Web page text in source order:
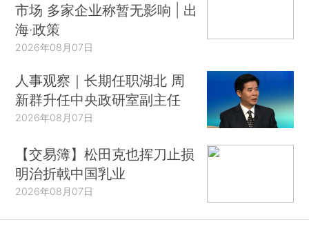
市场 多家企业称暂无影响 | 出
海·政策
2026年08月07日
人事观察｜长期任职湖北 周
新群升任中央政研室副主任
2026年08月07日
【交易簿】松田克也挥刀止损
明治折戟中国乳业
2026年08月07日